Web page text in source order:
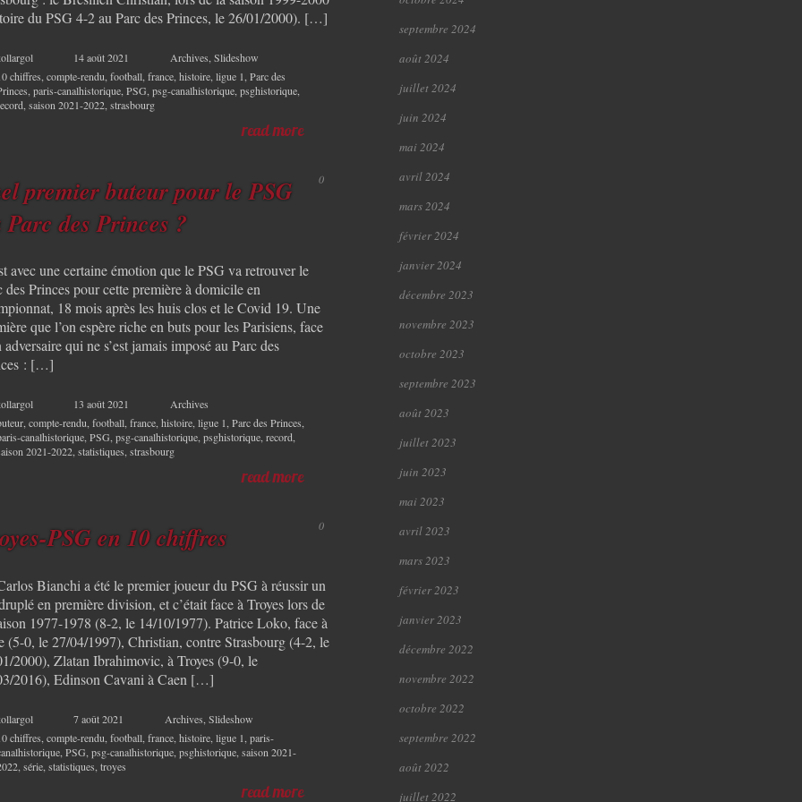
du PSG 4-2 au Parc des Princes, le 26/01/2000). […]
14 août 2021 Archives Slideshow
chiffres compte-rendu football france histoire ligue 1 Parc des
paris-canalhistorique PSG psg-canalhistorique psghistorique
saison 2021-2022 strasbourg
read more
0
premier buteur pour le PSG
Parc des Princes ?
avec une certaine émotion que le PSG va retrouver le
des Princes pour cette première à domicile en
18 mois après les huis clos et le Covid 19. Une
que l’on espère riche en buts pour les Parisiens, face
adversaire qui ne s’est jamais imposé au Parc des
: […]
13 août 2021
Archives
,compte-rendu,football,france,histoire,ligue 1,Parc des Princes,
canalhistorique,PSG,psg-canalhistorique,psghistorique,record,
2021-2022,statistiques,strasbourg
read more
0
PSG en 10 chiffres
Bianchi a été le premier joueur du PSG à réussir un
en première division, et c’était face à Troyes lors de
1977-1978 (8-2, le 14/10/1977). Patrice Loko, face à
(5-0, le 27/04/1997), Christian, contre Strasbourg (4-2, le
2000), Zlatan Ibrahimovic, à Troyes (9-0, le
2016), Edinson Cavani à Caen […]
7 août 2021 Archives Slideshow
chiffres compte-rendu football france histoire ligue 1 paris-
PSG psg-canalhistorique psghistorique saison 2021-
série statistiques troyes
read more
septembre 2024
août 2024
juillet 2024
juin 2024
mai 2024
avril 2024
mars 2024
février 2024
janvier 2024
décembre 2023
novembre 2023
octobre 2023
septembre 2023
août 2023
juillet 2023
juin 2023
mai 2023
avril 2023
mars 2023
février 2023
janvier 2023
décembre 2022
novembre 2022
octobre 2022
septembre 2022
août 2022
juillet 2022